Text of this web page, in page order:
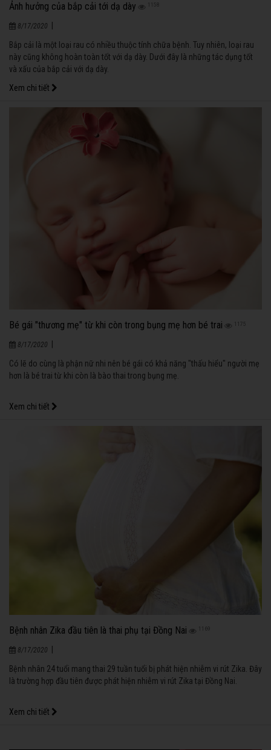
Ảnh hưởng của bắp cải tới dạ dày 1158
8/17/2020
Bắp cải là một loại rau có nhiều thuộc tính chữa bệnh. Tuy nhiên, loại rau
này cũng không hoàn toàn tốt với dạ dày. Dưới đây là những tác dụng tốt
và xấu của bắp cải với dạ dày.
Xem chi tiết
Bé gái "thương mẹ" từ khi còn trong bụng mẹ hơn bé trai 1175
8/17/2020
Có lẽ do cùng là phận nữ nhi nên bé gái có khả năng "thấu hiểu" người mẹ
hơn là bé trai từ khi còn là bào thai trong bụng mẹ.
Xem chi tiết
Bệnh nhân Zika đầu tiên là thai phụ tại Đồng Nai 1169
8/17/2020
Bệnh nhân 24 tuổi mang thai 29 tuần tuổi bị phát hiện nhiễm vi rút Zika. Đây
là trường hợp đầu tiên được phát hiện nhiễm vi rút Zika tại Đồng Nai.
Xem chi tiết